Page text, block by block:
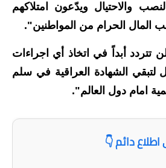
اسئلة وزارية
المرحلة الابتدائية
المرحلة المتوسطة
مرشحات
والاحتيال ويدّعون امتلاكهم
المال الحرام من المواطنين".
تتردد أبداً في اتخاذ أي اجراءات
لتبقي الشهادة العراقية في سلم
امام دول العالم".
دائم 👇